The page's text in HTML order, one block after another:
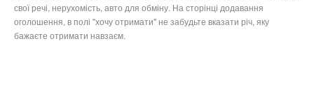
свої речі, нерухомість, авто для обміну. На сторінці додавання
оголошення, в полі "хочу отримати" не забудьте вказати річ, яку
бажаєте отримати навзаєм.